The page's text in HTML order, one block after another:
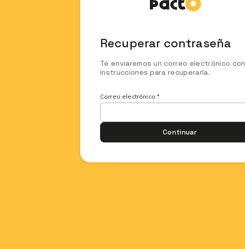
Recuperar contraseña
Te enviaremos un correo electrónico con
instrucciones para recuperarla.
Correo electrónico *
Continuar